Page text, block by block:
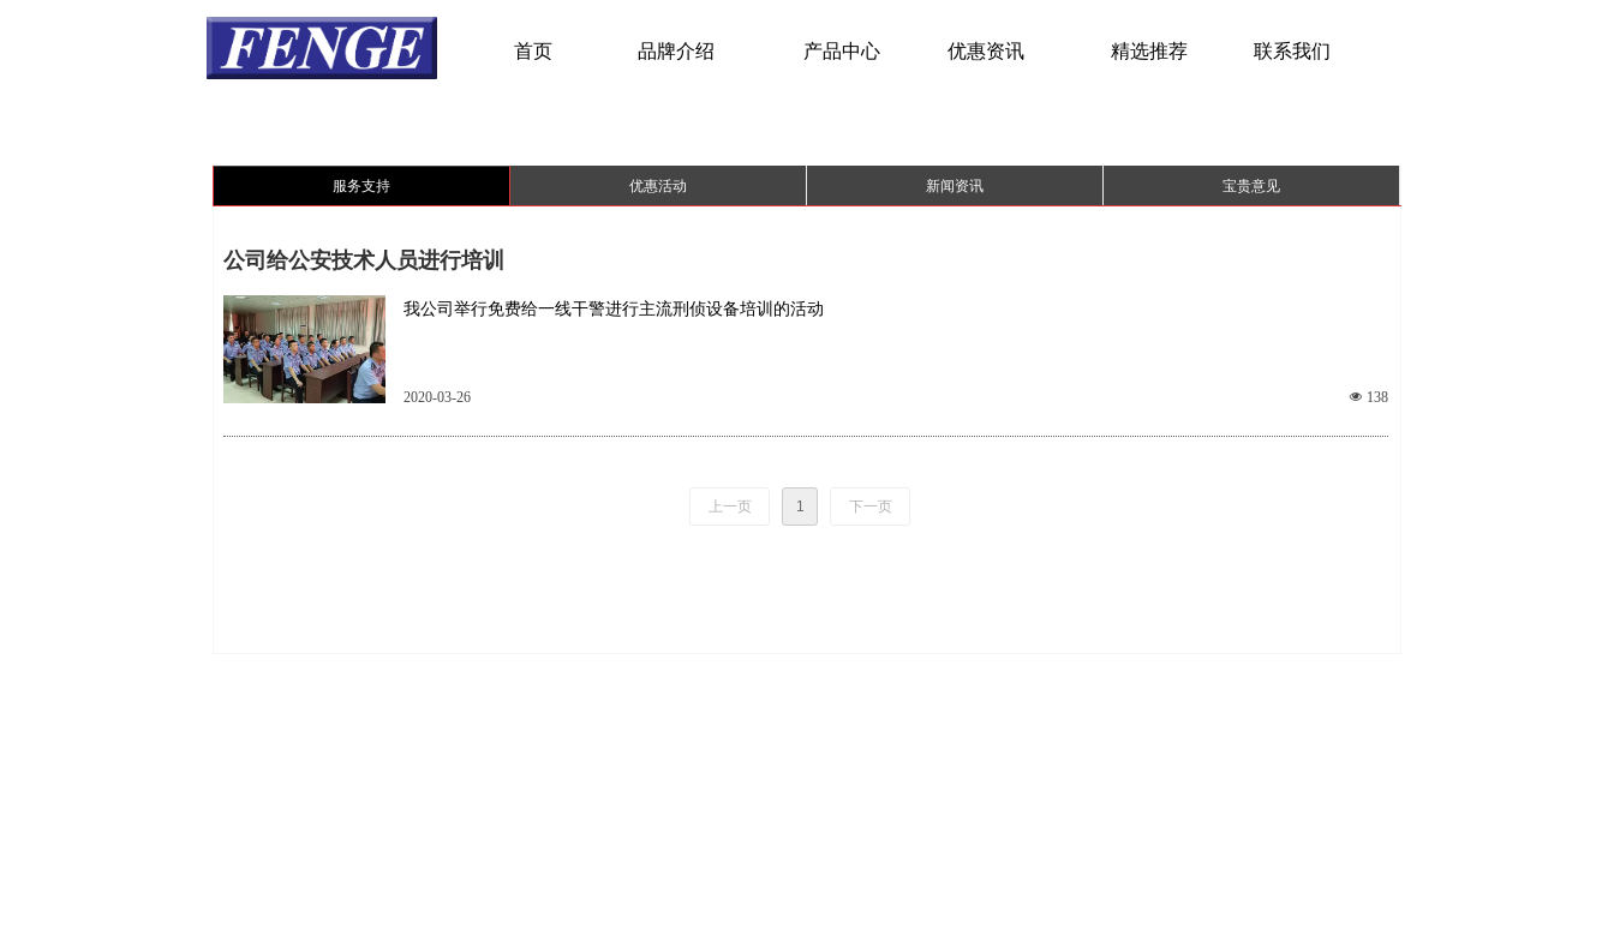
首页 品牌介绍 精选推荐 联系我们
产品中心 优惠资讯
服务支持 优惠活动 新闻资讯 宝贵意见
公司给公安技术人员进行培训
我公司举行免费给一线干警进行主流刑侦设备培训的活动
넶 138
2020-03-26
上一页 1 下一页